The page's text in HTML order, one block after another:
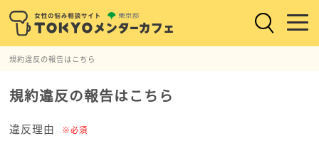
規約違反の報告はこちら
規約違反の報告はこちら
違反理由 ※必須